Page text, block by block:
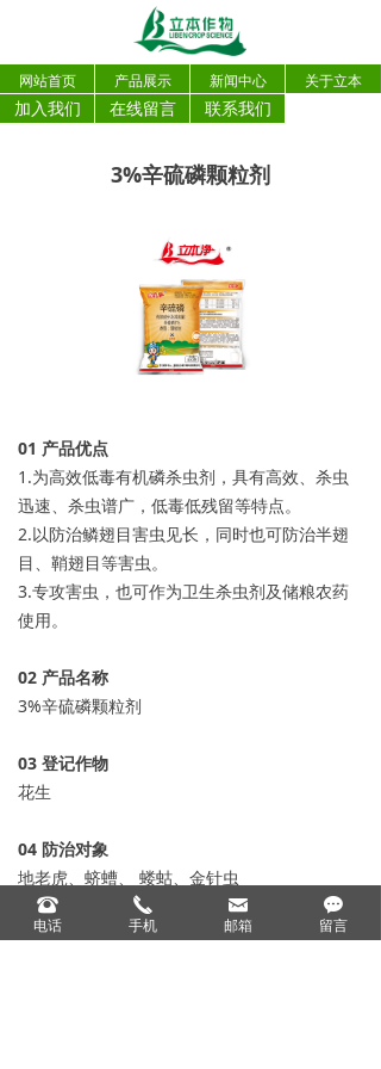
网站首页 产品展示 新闻中心 关于立本
加入我们 在线留言 联系我们
01 产品优点
1.为高效低毒有机磷杀虫剂，具有高效、杀虫
迅速、杀虫谱广，低毒低残留等特点。
2.以防治鳞翅目害虫见长，同时也可防治半翅
目、鞘翅目等害虫。
3.专攻害虫，也可作为卫生杀虫剂及储粮农药
使用。
02 产品名称
3%辛硫磷颗粒剂
03 登记作物
花生
04 防治对象
地老虎、蛴螬、 蝼蛄、金针虫
05登记用量
3%辛硫磷颗粒剂
뀰
电话
끅
手机
낂
邮箱
끁
留言